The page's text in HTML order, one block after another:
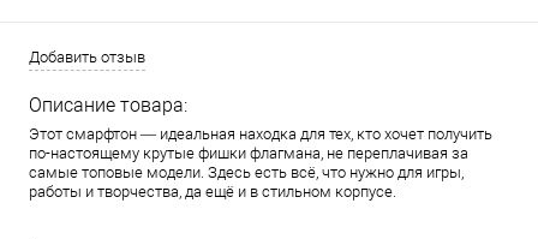
Добавить отзыв
Описание товара:
Этот смарфтон — идеальная находка для тех, кто хочет получить
по-настоящему крутые фишки флагмана, не переплачивая за
самые топовые модели. Здесь есть всё, что нужно для игры,
работы и творчества, да ещё и в стильном корпусе.